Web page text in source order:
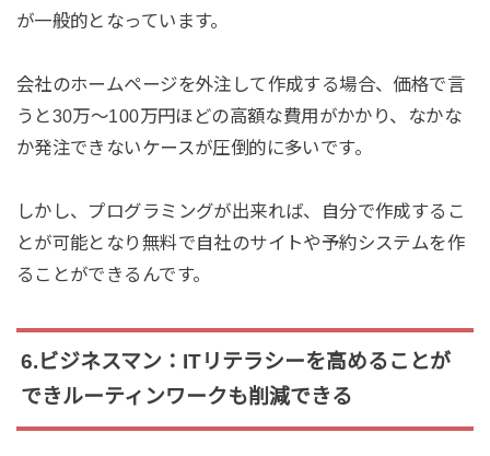
が一般的となっています。
会社のホームページを外注して作成する場合、価格で言
うと30万〜100万円ほどの高額な費用がかかり、なかな
か発注できないケースが圧倒的に多いです。
しかし、プログラミングが出来れば、自分で作成するこ
とが可能となり無料で自社のサイトや予約システムを作
ることができるんです。
6.ビジネスマン：ITリテラシーを高めることが
できルーティンワークも削減できる